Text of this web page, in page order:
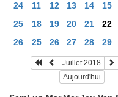
24
11 12 13 14 15
25
18 19 20 21 22
26
25 26 27 28 29
Juillet 2018
Aujourd'hui